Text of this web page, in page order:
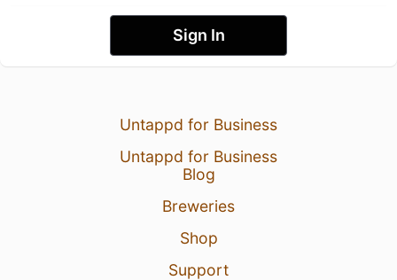
Sign In
Untappd for Business
Untappd for Business
Blog
Breweries
Shop
Support